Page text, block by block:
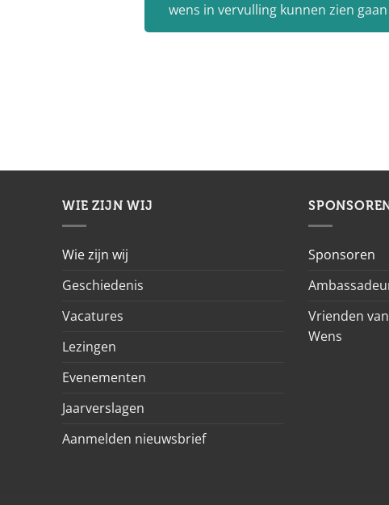
wens in vervulling kunnen zien gaan
WIE ZIJN WIJ
Wie zijn wij
Geschiedenis
Vacatures
Lezingen
Evenementen
Jaarverslagen
Aanmelden nieuwsbrief
Sponsoren
Vrienden
Wens